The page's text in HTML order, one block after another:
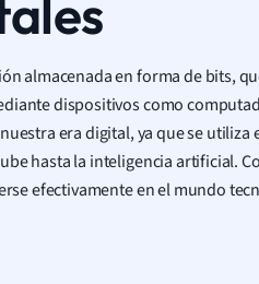
almacenada en forma de bits,
dispositivos como
era digital, ya que se utiliza
hasta la inteligencia artificial.
efectivamente en el mundo